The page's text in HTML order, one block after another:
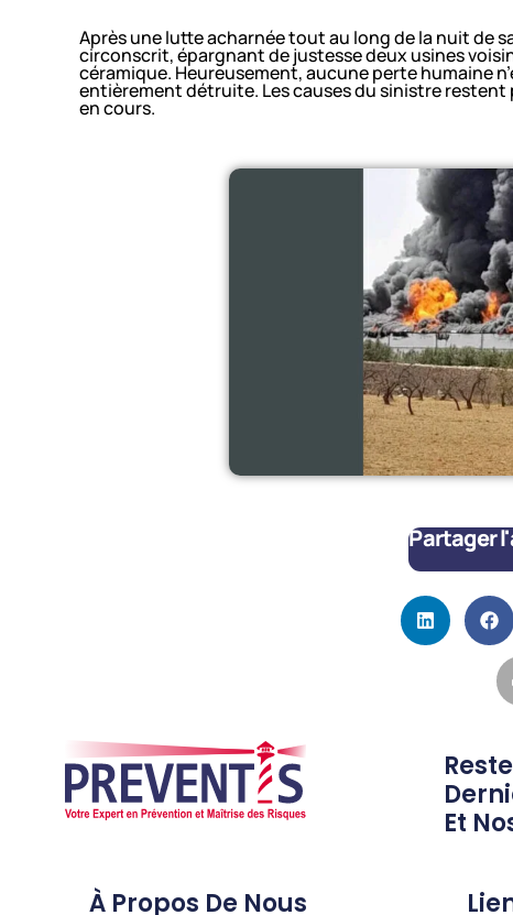
Après une lutte acharnée tout au long de la nuit de
circonscrit, épargnant de justesse deux usines
céramique. Heureusement, aucune perte humaine
entièrement détruite. Les causes du sinistre
en cours.
Partager
Et
À Propos De Nous